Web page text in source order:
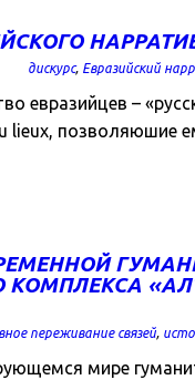
дискурс, Евразийский
евразийцев –
lieux, позволяюшие
переживание связей,
мире